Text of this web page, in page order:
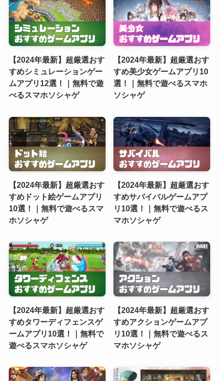
【2024年最新】超厳選おす
すめシミュレーションゲー
ムアプリ12選！｜無料で遊
べるスマホソシャゲ
【2024年最新】超厳選おす
すめ美少女ゲームアプリ10
選！｜無料で遊べるスマホ
ソシャゲ
【2024年最新】超厳選おす
すめドット絵ゲームアプリ
10選！｜無料で遊べるスマ
ホソシャゲ
【2024年最新】超厳選おす
すめサバイバルゲームアプ
リ10選！｜無料で遊べるス
マホソシャゲ
【2024年最新】超厳選おす
すめタワーディフェンスゲ
ームアプリ10選！｜無料で
遊べるスマホソシャゲ
【2024年最新】超厳選おす
すめアクションゲームアプ
リ10選！｜無料で遊べるス
マホソシャゲ